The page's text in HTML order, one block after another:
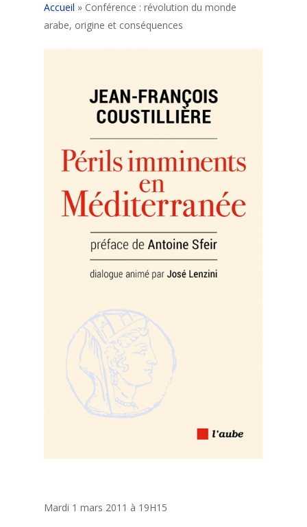
Accueil » Conférence : révolution du monde
arabe, origine et conséquences
Mardi 1 mars 2011 à 19H15